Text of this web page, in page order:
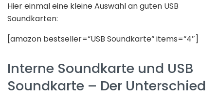
Hier einmal eine kleine Auswahl an guten USB
Soundkarten:
[amazon bestseller=“USB Soundkarte“ items=“4″]
Interne Soundkarte und USB
Soundkarte – Der Unterschied